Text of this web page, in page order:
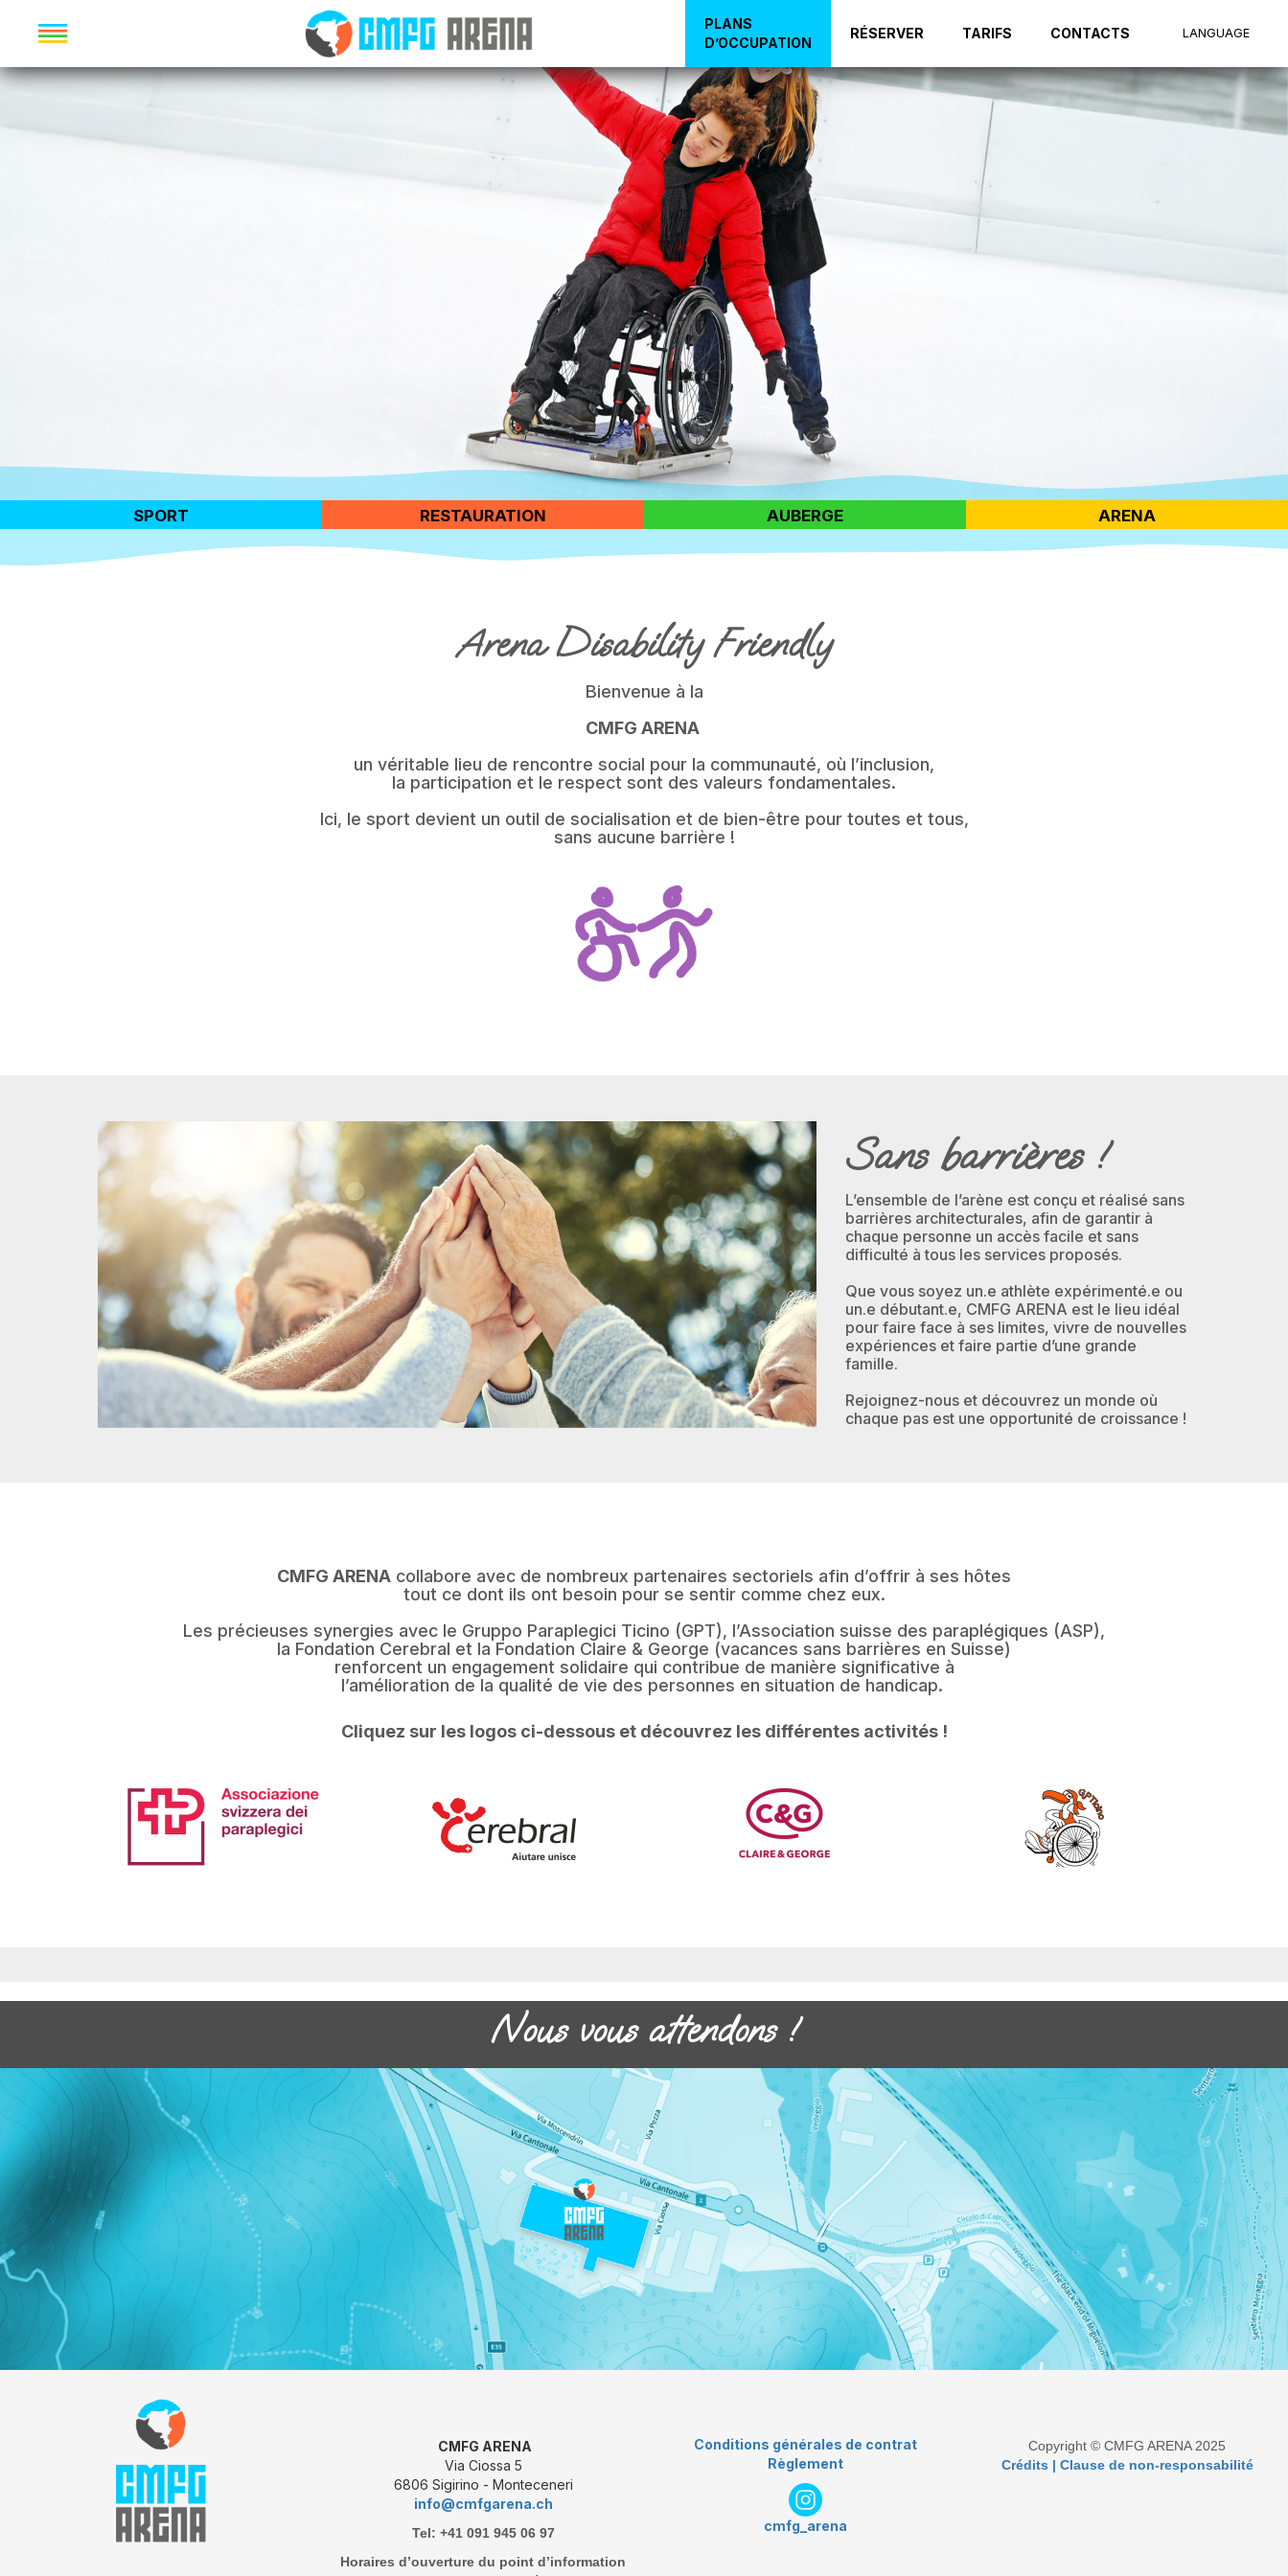
PLANS
D’OCCUPATION
RÉSERVER TARIFS CONTACTS LANGUAGE
SPORT RESTAURATION AUBERGE ARENA
Arena Disability Friendly
Bienvenue à la
CMFG ARENA
un véritable lieu de rencontre social pour la communauté, où l’inclusion,
la participation et le respect sont des valeurs fondamentales.
Ici, le sport devient un outil de socialisation et de bien-être pour toutes et tous,
sans aucune barrière !
Sans barrières !
L’ensemble de l’arène est conçu et réalisé sans
barrières architecturales, afin de garantir à
chaque personne un accès facile et sans
difficulté à tous les services proposés.
Que vous soyez un.e athlète expérimenté.e ou
un.e débutant.e, CMFG ARENA est le lieu idéal
pour faire face à ses limites, vivre de nouvelles
expériences et faire partie d’une grande
famille.
Rejoignez-nous et découvrez un monde où
chaque pas est une opportunité de croissance !
CMFG ARENA collabore avec de nombreux partenaires sectoriels afin d’offrir à ses hôtes
tout ce dont ils ont besoin pour se sentir comme chez eux.
Les précieuses synergies avec le Gruppo Paraplegici Ticino (GPT), l’Association suisse des paraplégiques (ASP),
la Fondation Cerebral et la Fondation Claire & George (vacances sans barrières en Suisse)
renforcent un engagement solidaire qui contribue de manière significative à
l’amélioration de la qualité de vie des personnes en situation de handicap.
Cliquez sur les logos ci-dessous et découvrez les différentes activités !
Nous vous attendons !
CMFG ARENA
Via Ciossa 5
6806 Sigirino - Monteceneri
info@cmfgarena.ch
Tel: +41 091 945 06 97
Horaires d’ouverture du point d’information
Conditions générales de contrat
Règlement
cmfg_arena
Copyright © CMFG ARENA 2025
Crédits | Clause de non-responsabilité